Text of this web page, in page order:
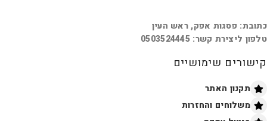
כתובת: פסגות אפק, ראש העין
טלפון ליצירת קשר: 0503524445
קישורים שימושיים
תקנון האתר
משלוחים והחזרות